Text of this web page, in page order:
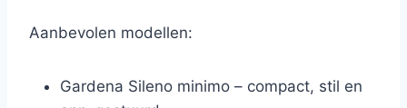
Aanbevolen modellen:
Gardena Sileno minimo – compact, stil en